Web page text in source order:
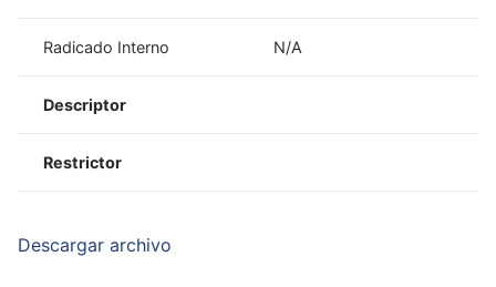
Radicado Interno N/A
Descriptor
Restrictor
Descargar archivo